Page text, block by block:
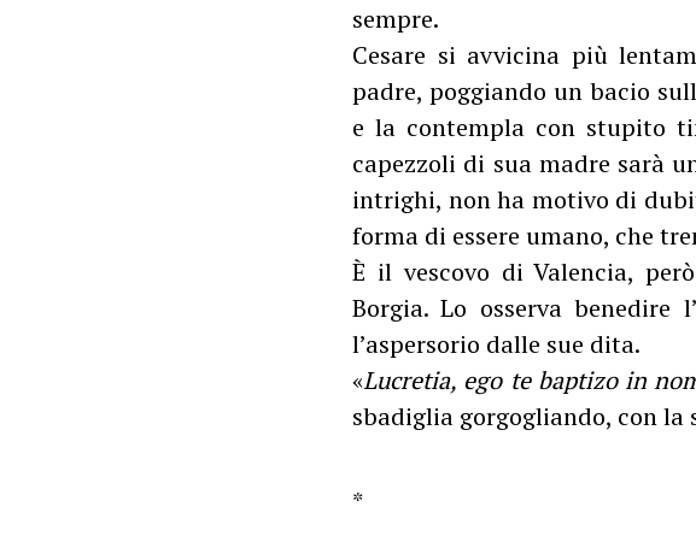
sempre.
Cesare si avvicina più
padre, poggiando un bacio
e la contempla con stupito
capezzoli di sua madre sarà
intrighi, non ha motivo di
forma di essere umano, che
È il vescovo di Valencia,
Borgia. Lo osserva benedire
l’aspersorio dalle sue dita.
«Lucretia, ego te baptizo in
sbadiglia gorgogliando, con la
*